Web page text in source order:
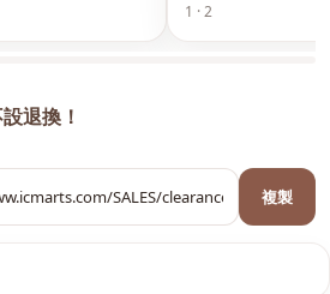
1 · 2
退換！
複製